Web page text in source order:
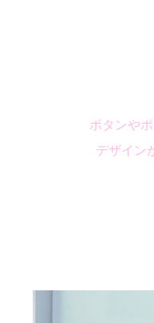
ボタンや
デザイン